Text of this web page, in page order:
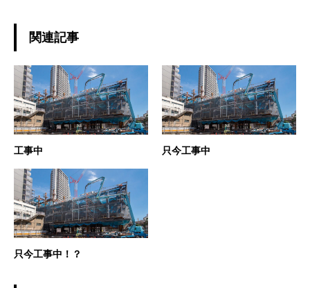
関連記事
工事中 只今工事中
只今工事中！？